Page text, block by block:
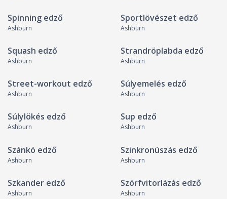
Spinning edző
Ashburn
Sportlövészet edző
Ashburn
Squash edző
Ashburn
Strandröplabda edző
Ashburn
Street-workout edző
Ashburn
Súlyemelés edző
Ashburn
Súlylökés edző
Ashburn
Sup edző
Ashburn
Szánkó edző
Ashburn
Szinkronúszás edző
Ashburn
Szkander edző
Ashburn
Szörfvitorlázás edző
Ashburn